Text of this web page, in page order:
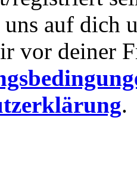
auf dich
vor deiner
.